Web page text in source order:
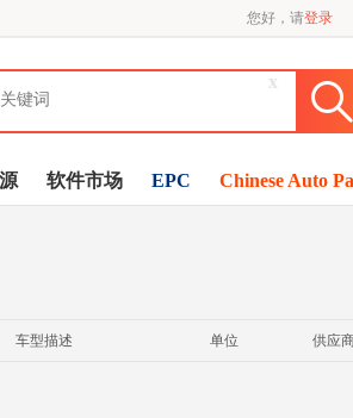
您好，请登录
x
软件市场 EPC Chinese Auto
车型描述 单位 供应